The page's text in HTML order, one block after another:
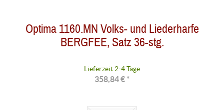
Optima 1160.MN Volks- und Liederharfe
BERGFEE, Satz 36-stg.
Lieferzeit 2-4 Tage
358,84 € *